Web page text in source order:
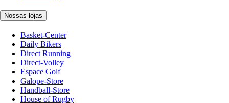
Nossas lojas
Basket-Center
Daily Bikers
Direct Running
Direct-Volley
Espace Golf
Galope-Store
Handball-Store
House of Rugby